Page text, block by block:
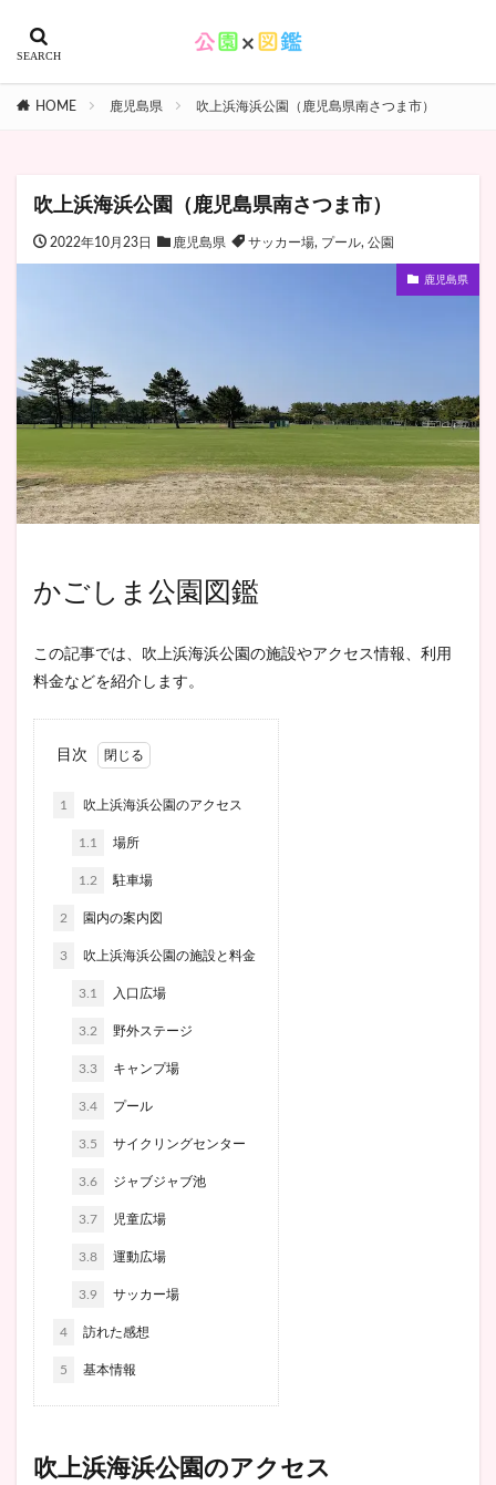
HOME 鹿児島県 吹上浜海浜公園（鹿児島県南さつま市）
吹上浜海浜公園（鹿児島県南さつま市）
2022年10月23日 鹿児島県 サッカー場, プール, 公園
鹿児島県
かごしま公園図鑑
この記事では、吹上浜海浜公園の施設やアクセス情報、利用
料金などを紹介します。
目次
1 吹上浜海浜公園のアクセス
1.1 場所
1.2 駐車場
2 園内の案内図
3 吹上浜海浜公園の施設と料金
3.1 入口広場
3.2 野外ステージ
3.3 キャンプ場
3.4 プール
3.5 サイクリングセンター
3.6 ジャブジャブ池
3.7 児童広場
3.8 運動広場
3.9 サッカー場
4 訪れた感想
5 基本情報
吹上浜海浜公園のアクセス